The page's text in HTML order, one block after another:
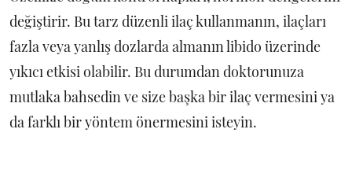
değiştirir. Bu tarz düzenli ilaç kullanmanın, ilaçları
fazla veya yanlış dozlarda almanın libido üzerinde
yıkıcı etkisi olabilir. Bu durumdan doktorunuza
mutlaka bahsedin ve size başka bir ilaç vermesini ya
da farklı bir yöntem önermesini isteyin.